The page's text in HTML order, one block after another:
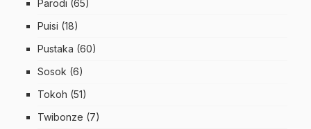
Parodi (65)
Puisi (18)
Pustaka (60)
Sosok (6)
Tokoh (51)
Twibonze (7)